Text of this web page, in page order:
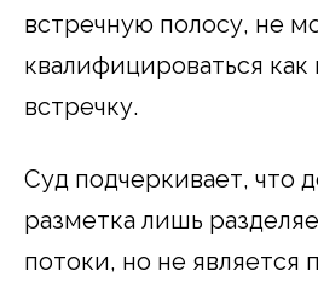
встречную полосу, не
квалифицироваться как
встречку.
Суд подчеркивает, что
разметка лишь
потоки, но не является